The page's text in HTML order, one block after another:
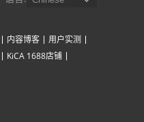
内容博客
用户实测
KiCA 1688店铺